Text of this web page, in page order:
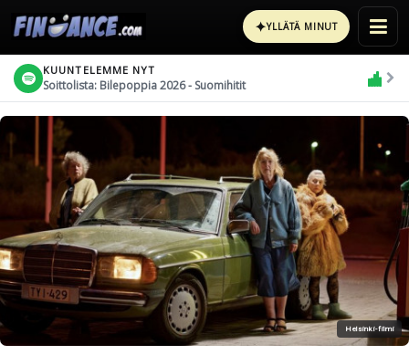
✦YLLÄTÄ MINUT
KUUNTELEMME NYT
Soittolista: Bilepoppia 2026 - Suomihitit
Helsinki-filmi